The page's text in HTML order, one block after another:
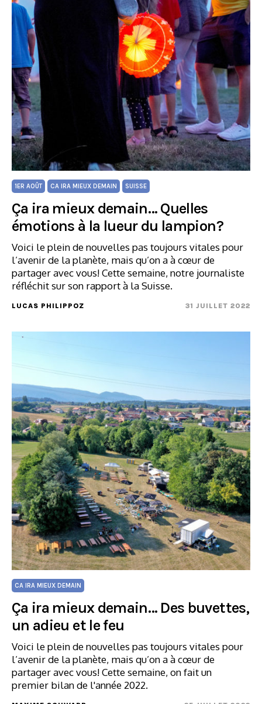
1ER AOÛT CA IRA MIEUX DEMAIN SUISSE
Ça ira mieux demain… Quelles
émotions à la lueur du lampion?
Voici le plein de nouvelles pas toujours vitales pour
l’avenir de la planète, mais qu’on a à cœur de
partager avec vous! Cette semaine, notre journaliste
réfléchit sur son rapport à la Suisse.
LUCAS PHILIPPOZ 31 JUILLET 2022
CA IRA MIEUX DEMAIN
Ça ira mieux demain… Des buvettes,
un adieu et le feu
Voici le plein de nouvelles pas toujours vitales pour
l’avenir de la planète, mais qu’on a à cœur de
partager avec vous! Cette semaine, on fait un
premier bilan de l'année 2022.